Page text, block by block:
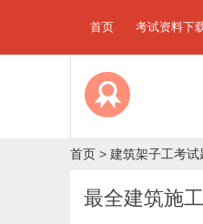
首页 考试资料下
首页 > 建筑架子工考试
最全建筑施